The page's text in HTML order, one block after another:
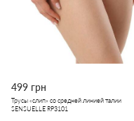
499 грн
Трусы «слип» со средней линией талии
SENSUELLE RP3101